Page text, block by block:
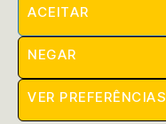
ACEITAR
NEGAR
VER PREFERÊNCIAS